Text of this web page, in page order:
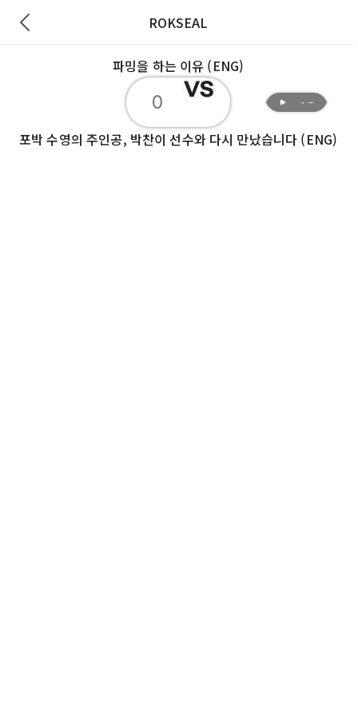
ROKSEAL
파밍을 하는 이유 (ENG)
재생
포박 수영의 주인공, 박찬이 선수와 다시 만났습니다 (ENG)
재생
0